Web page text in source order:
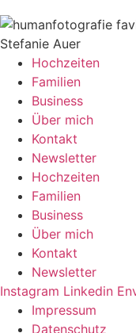
Stefanie Auer
Hochzeiten
Familien
Business
Über mich
Kontakt
Newsletter
Hochzeiten
Familien
Business
Über mich
Kontakt
Newsletter
Instagram Linkedin
Impressum
Datenschutz